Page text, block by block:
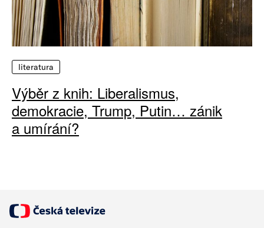
literatura
Výběr z knih: Liberalismus,
demokracie, Trump, Putin… zánik
a umírání?